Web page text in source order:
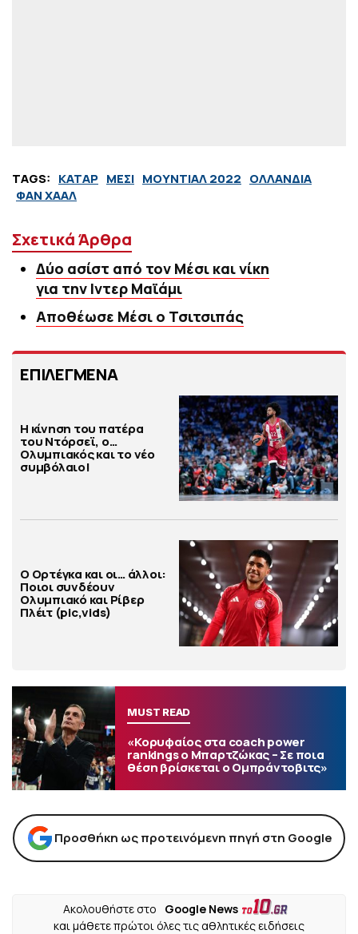
TAGS: ΚΑΤΑΡ ΜΕΣΙ ΜΟΥΝΤΙΑΛ 2022 ΟΛΛΑΝΔΙΑ
ΦΑΝ ΧΑΑΛ
Σχετικά Άρθρα
Δύο ασίστ από τον Μέσι και νίκη
για την Ιντερ Μαϊάμι
Αποθέωσε Μέσι ο Τσιτσιπάς
ΕΠΙΛΕΓΜΕΝΑ
Η κίνηση του πατέρα
του Ντόρσεϊ, ο…
Ολυμπιακός και το νέο
συμβόλαιο!
Ο Ορτέγκα και οι… άλλοι:
Ποιοι συνδέουν
Ολυμπιακό και Ρίβερ
Πλέιτ (pic,vids)
MUST READ
«Κορυφαίος στα coach power
rankings ο Μπαρτζώκας – Σε ποια
θέση βρίσκεται ο Ομπράντοβιτς»
Προσθήκη ως προτεινόμενη πηγή στη Google
Ακολουθήστε στο
Google News
και μάθετε πρώτοι όλες τις αθλητικές ειδήσεις